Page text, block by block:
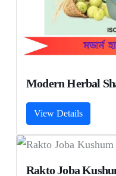
Modern Herbal
View Details
Rakto Joba